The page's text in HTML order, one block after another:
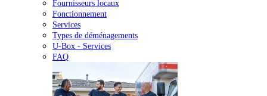
Fournisseurs locaux
Fonctionnement
Services
Types de déménagements
U-Box - Services
FAQ